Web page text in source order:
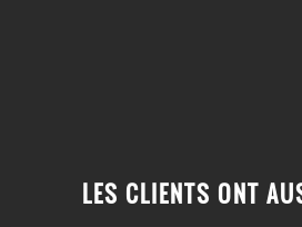
LES CLIENTS ONT